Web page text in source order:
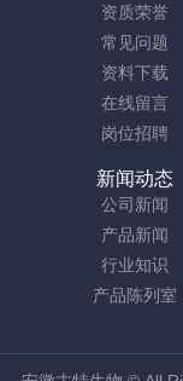
资质荣誉
常见问题
资料下载
在线留言
岗位招聘
新闻动态
公司新闻
产品新闻
行业知识
产品陈列室